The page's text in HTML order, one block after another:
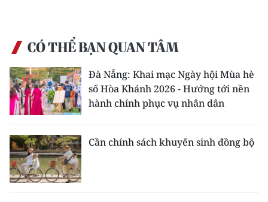
CÓ THỂ BẠN QUAN TÂM
Đà Nẵng: Khai mạc Ngày hội Mùa hè
số Hòa Khánh 2026 - Hướng tới nền
hành chính phục vụ nhân dân
Cần chính sách khuyến sinh đồng bộ